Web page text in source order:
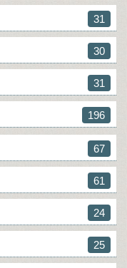
31
30
31
196
67
61
24
25